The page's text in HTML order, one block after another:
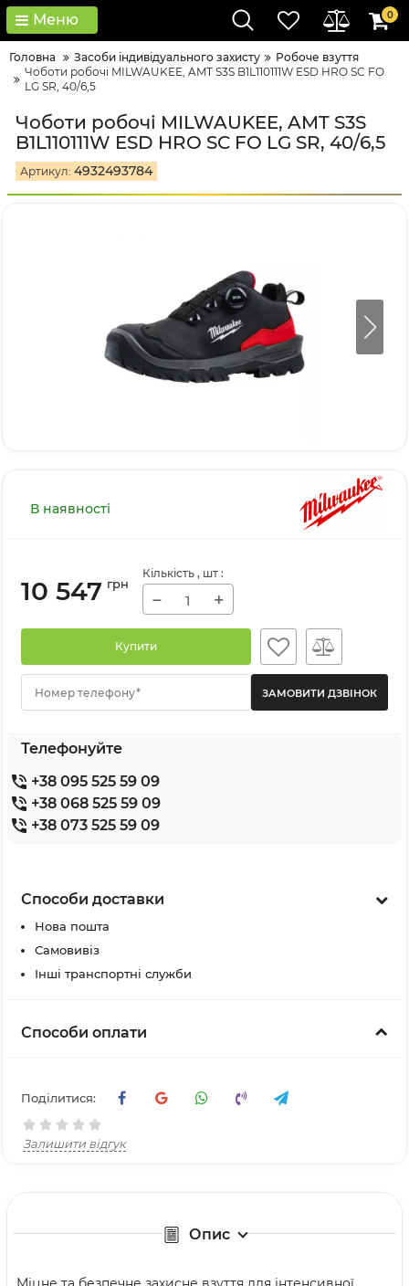
Меню 0
Головна Засоби індивідуального захисту
Робоче взуття
Чоботи робочі MILWAUKEE, AMT S3S B1L110111W ESD HRO SC FO
LG SR, 40/6,5
Чоботи робочі MILWAUKEE, AMT S3S
B1L110111W ESD HRO SC FO LG SR, 40/6,5
Артикул: 4932493784
В наявності
10 547 грн
Кількість , шт :
− +
Купити
Номер телефону*
Телефонуйте
+38 095 525 59 09
+38 068 525 59 09
+38 073 525 59 09
Способи доставки
Нова пошта
Самовивіз
Інші транспортні служби
Способи оплати
Поділитися:
Залишити відгук
Опис